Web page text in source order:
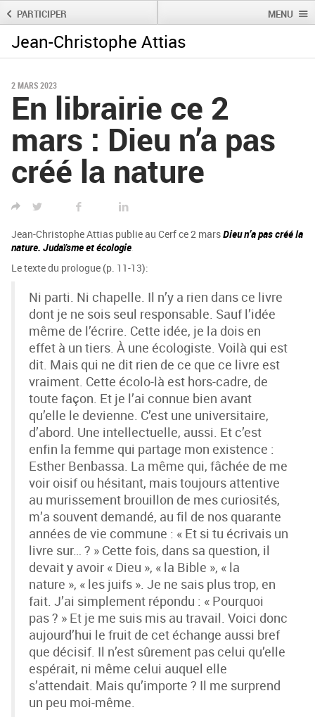
PARTICIPER MENU
Jean-Christophe Attias
2 MARS 2023
En librairie ce 2
mars : Dieu n’a pas
créé la nature
Jean-Christophe Attias publie au Cerf ce 2 marsDieu n’a pas créé la
nature. Judaïsme et écologie.
Le texte du prologue (p. 11-13):
Ni parti. Ni chapelle. Il n’y a rien dans ce livre
dont je ne sois seul responsable. Sauf l’idée
même de l’écrire. Cette idée, je la dois en
effet à un tiers. À une écologiste. Voilà qui est
dit. Mais qui ne dit rien de ce que ce livre est
vraiment. Cette écolo-là est hors-cadre, de
toute façon. Et je l’ai connue bien avant
qu’elle le devienne. C’est une universitaire,
d’abord. Une intellectuelle, aussi. Et c’est
enfin la femme qui partage mon existence :
Esther Benbassa. La même qui, fâchée de me
voir oisif ou hésitant, mais toujours attentive
au murissement brouillon de mes curiosités,
m’a souvent demandé, au fil de nos quarante
années de vie commune : « Et si tu écrivais un
livre sur… ? » Cette fois, dans sa question, il
devait y avoir « Dieu », « la Bible », « la
nature », « les juifs ». Je ne sais plus trop, en
fait. J’ai simplement répondu : « Pourquoi
pas ? » Et je me suis mis au travail. Voici donc
aujourd’hui le fruit de cet échange aussi bref
que décisif. Il n’est sûrement pas celui qu’elle
espérait, ni même celui auquel elle
s’attendait. Mais qu’importe ? Il me surprend
un peu moi-même.
Rechercher : Rechercher